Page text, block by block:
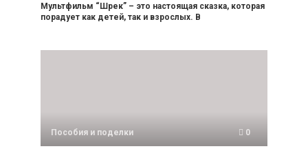
Мультфильм “Шрек” – это настоящая сказка, которая
порадует как детей, так и взрослых. В
Пособия и поделки 0